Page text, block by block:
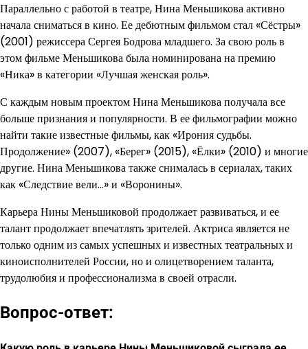
Параллельно с работой в театре, Нина Меньшикова активно
начала сниматься в кино. Ее дебютным фильмом стал «Сёстры»
(2001) режиссера Сергея Бодрова младшего. За свою роль в
этом фильме Меньшикова была номинирована на премию
«Ника» в категории «Лучшая женская роль».
С каждым новым проектом Нина Меньшикова получала все
больше признания и популярности. В ее фильмографии можно
найти такие известные фильмы, как «Ирония судьбы.
Продолжение» (2007), «Берег» (2015), «Ёлки» (2010) и многие
другие. Нина Меньшикова также снималась в сериалах, таких
как «Следствие вели…» и «Воронины».
Карьера Нины Меньшиковой продолжает развиваться, и ее
талант продолжает впечатлять зрителей. Актриса является не
только одним из самых успешных и известных театральных и
киноисполнителей России, но и олицетворением таланта,
трудолюбия и профессионализма в своей отрасли.
Вопрос-ответ: